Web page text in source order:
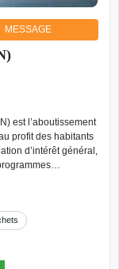
MESSAGE
est l’aboutissement
profit des habitants
d’intérêt général,